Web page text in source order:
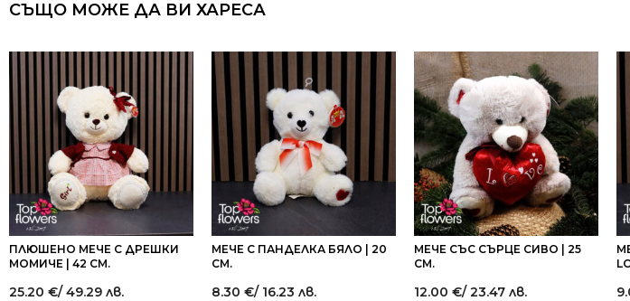
СЪЩО МОЖЕ ДА ВИ ХАРЕСА
ПЛЮШЕНО МЕЧЕ С ДРЕШКИ
МОМИЧЕ | 42 СМ.
25.20 €/ 49.29 лв.
МЕЧЕ С ПАНДЕЛКА БЯЛО | 20
СМ.
8.30 €/ 16.23 лв.
МЕЧЕ СЪС СЪРЦЕ СИВО | 25
СМ.
12.00 €/ 23.47 лв.